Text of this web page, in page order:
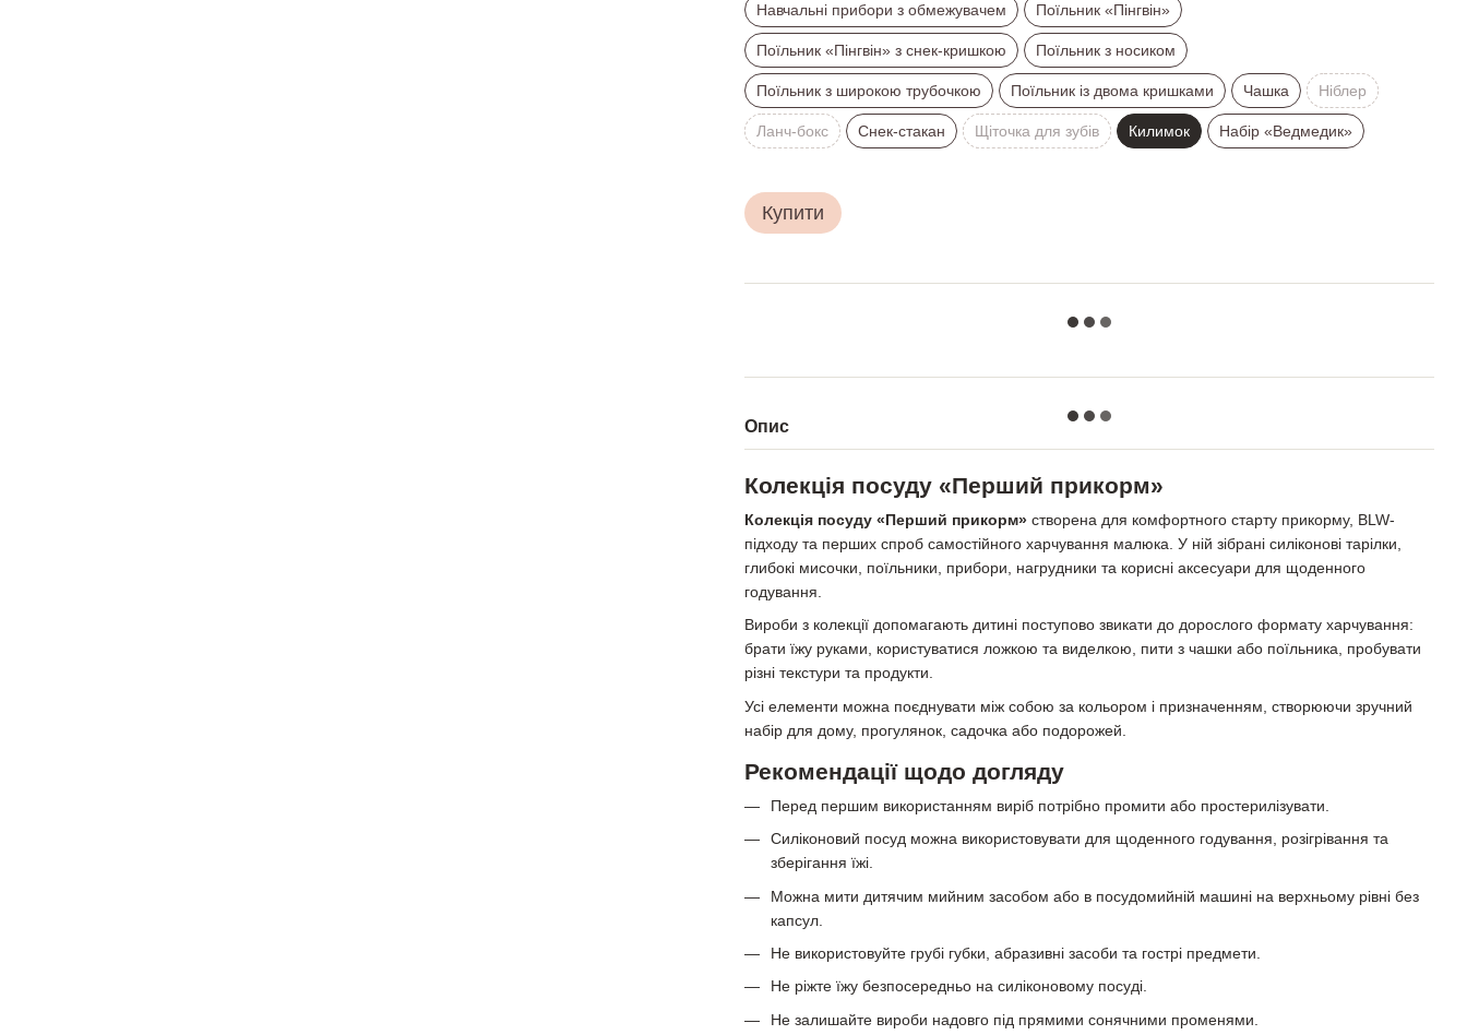
Навчальні прибори з обмежувачем Поїльник «Пінгвін»
Поїльник «Пінгвін» з снек-кришкою Поїльник з носиком
Поїльник з широкою трубочкою Поїльник із двома кришками Чашка Ніблер
Ланч-бокс Снек-стакан Щіточка для зубів Килимок Набір «Ведмедик»
Купити
Опис
Колекція посуду «Перший прикорм»
Колекція посуду «Перший прикорм» створена для комфортного старту прикорму, BLW-
підходу та перших спроб самостійного харчування малюка. У ній зібрані силіконові тарілки,
глибокі мисочки, поїльники, прибори, нагрудники та корисні аксесуари для щоденного
годування.
Вироби з колекції допомагають дитині поступово звикати до дорослого формату харчування:
брати їжу руками, користуватися ложкою та виделкою, пити з чашки або поїльника, пробувати
різні текстури та продукти.
Усі елементи можна поєднувати між собою за кольором і призначенням, створюючи зручний
набір для дому, прогулянок, садочка або подорожей.
Рекомендації щодо догляду
Перед першим використанням виріб потрібно промити або простерилізувати.
Силіконовий посуд можна використовувати для щоденного годування, розігрівання та
зберігання їжі.
Можна мити дитячим мийним засобом або в посудомийній машині на верхньому рівні без
капсул.
Не використовуйте грубі губки, абразивні засоби та гострі предмети.
Не ріжте їжу безпосередньо на силіконовому посуді.
Не залишайте вироби надовго під прямими сонячними променями.